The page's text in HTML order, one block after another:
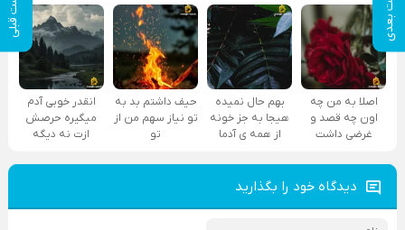
پست بعدی پست قبلی
اصلا به من چه
اون چه قصد و
غرضی داشت
بهم حال نمیده
هیجا به جز خونه
از همه ی آدما
حیف داشتم بد به
تو نیاز سهم من از
تو
انقدر خوبی آدم
میگیره حرصش
ازت نه دیگه
دیدگاه خود را بگذارید